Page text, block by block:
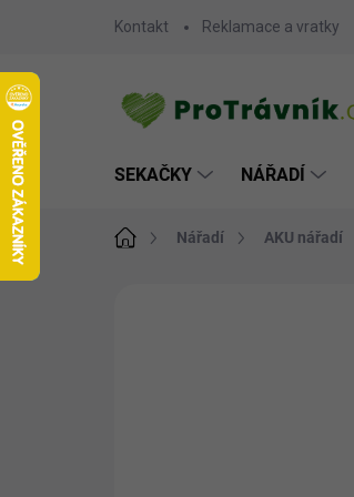
Kontakt Reklamace a vratky
SEKAČKY NÁŘADÍ
Domů Nářadí AKU nářadí